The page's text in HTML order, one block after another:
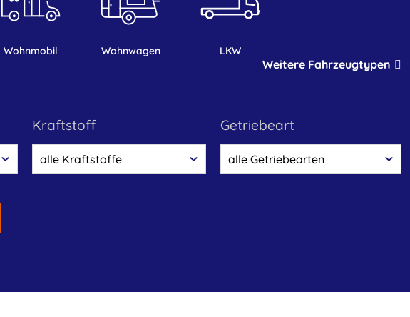
Wohnmobil Wohnwagen LKW
Weitere Fahrzeugtypen
Kraftstoff Getriebeart